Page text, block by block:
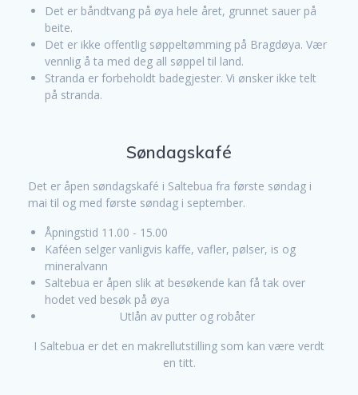
Det er båndtvang på øya hele året, grunnet sauer på
beite.
Det er ikke offentlig søppeltømming på Bragdøya. Vær
vennlig å ta med deg all søppel til land.
Stranda er forbeholdt badegjester. Vi ønsker ikke telt
på stranda.
Søndagskafé
Det er åpen søndagskafé i Saltebua fra første søndag i
mai til og med første søndag i september.
Åpningstid 11.00 - 15.00
Kaféen selger vanligvis kaffe, vafler, pølser, is og
mineralvann
Saltebua er åpen slik at besøkende kan få tak over
hodet ved besøk på øya
Utlån av putter og robåter
I Saltebua er det en makrellutstilling som kan være verdt
en titt.